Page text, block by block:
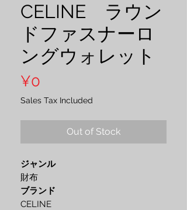
CELINE ラウン
ドファスナーロ
ングウォレット
¥0
Sales Tax Included
Out of Stock
ジャンル
財布
ブランド
CELINE